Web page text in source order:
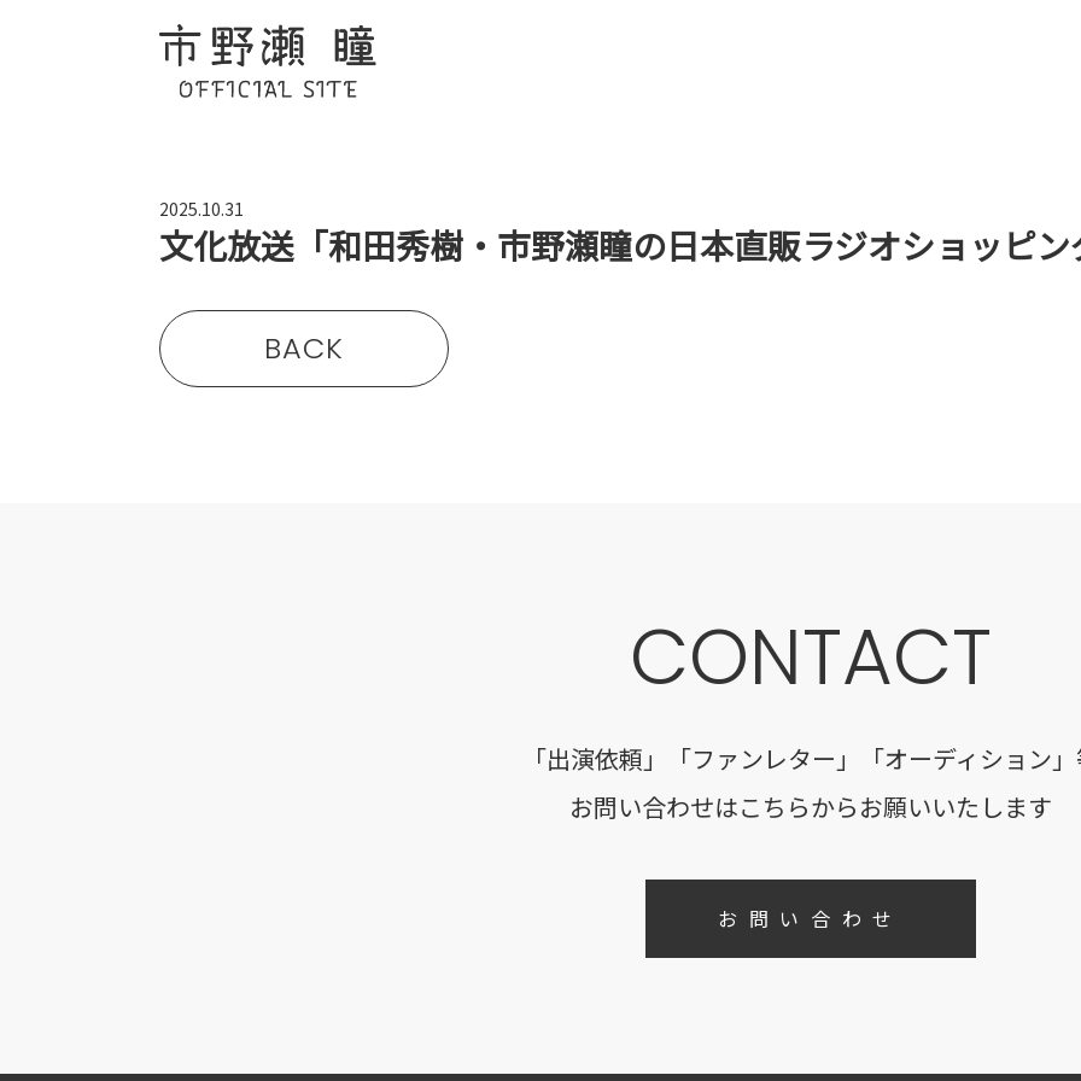
2025.10.31
文化放送「和田秀樹・市野瀬瞳の日本直販ラジオショッピ
BACK
CONTACT
「出演依頼」「ファンレター」「オーディション
お問い合わせはこちらからお願いいたします
お問い合わせ